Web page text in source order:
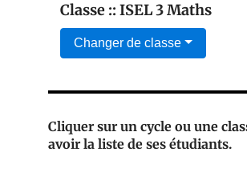
Classe :: ISEL 3 Maths
Changer de classe
Cliquer sur un cycle ou une
avoir la liste de ses étudiants.